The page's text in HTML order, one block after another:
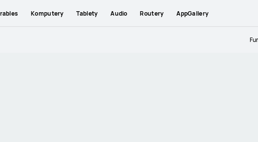
Komputery Tablety Audio Routery AppGallery